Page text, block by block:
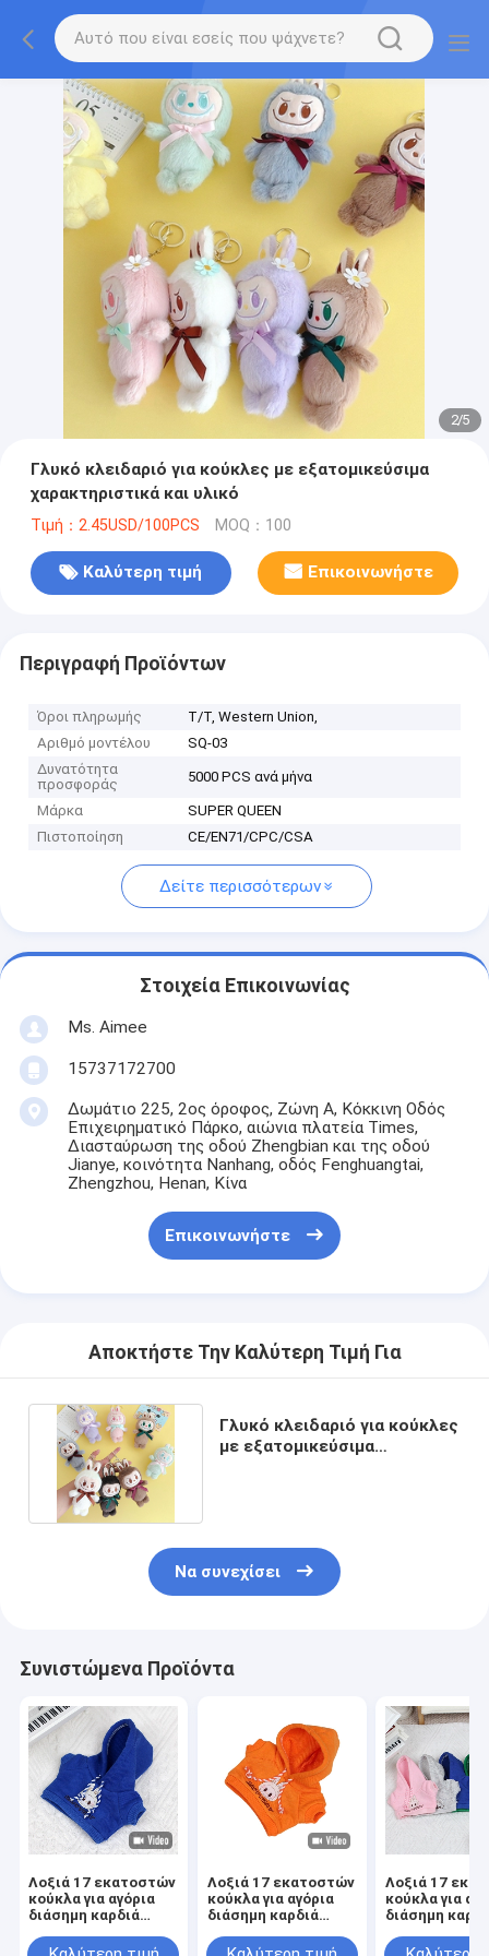
2/5
Γλυκό κλειδαριό για κούκλες με εξατομικεύσιμα
χαρακτηριστικά και υλικό
Τιμή：2.45USD/100PCS MOQ：100
Καλύτερη τιμή Επικοινωνήστε
Περιγραφή Προϊόντων
Όροι πληρωμής
Τ/Τ, Western Union,
Αριθμό μοντέλου
SQ-03
Δυνατότητα
προσφοράς
5000 PCS ανά μήνα
Μάρκα
SUPER QUEEN
Πιστοποίηση
CE/EN71/CPC/CSA
Δείτε περισσότερων
Στοιχεία Επικοινωνίας
Ms. Aimee
15737172700
Δωμάτιο 225, 2ος όροφος, Ζώνη Α, Κόκκινη Οδός
Επιχειρηματικό Πάρκο, αιώνια πλατεία Times,
Διασταύρωση της οδού Zhengbian και της οδού
Jianye, κοινότητα Nanhang, οδός Fenghuangtai,
Zhengzhou, Henan, Κίνα
Επικοινωνήστε
Αποκτήστε Την Καλύτερη Τιμή Για
Γλυκό κλειδαριό για κούκλες
με εξατομικεύσιμα
Να συνεχίσει
Συνιστώμενα Προϊόντα
Λοξιά 17 εκατοστών
κούκλα για αγόρια
διάσημη καρδιά
με βινύλιο πρόσωπο
Λοξιά 17 εκατοστών
κούκλα για αγόρια
διάσημη καρδιά
με βινύλιο πρόσωπο
Λοξιά 17
κούκλα για
διάσημη
με βινύλιο